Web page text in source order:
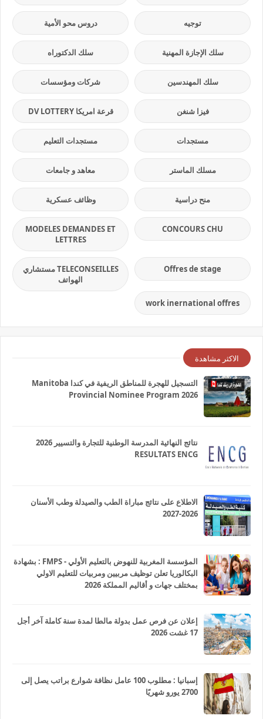
توجيه دروس محو الأمية
سلك الإجازة المهنية سلك الدكتوراه
سلك المهندسين شركات ومؤسسات
فيزا شنغن قرعة امريكا DV LOTTERY
مستجدات مستجدات التعليم
مسلك الماستر معاهد و جامعات
منح دراسية وظائف عسكرية
CONCOURS CHU
MODELES DEMANDES ET
LETTRES
Offres de stage
TELECONSEILLES مستشاري
الهواتف
work inernational offres
الاكثر مشاهدة
التسجيل للهجرة للمناطق الريفية في كندا Manitoba
Provincial Nominee Program 2026
نتائج النهائية المدرسة الوطنية للتجارة والتسيير 2026
RESULTATS ENCG
الاطلاع على نتائج مباراة الطب والصيدلة وطب الأسنان
2026-2027
المؤسسة المغربية للنهوض بالتعليم الأولي - FMPS : بشهادة
البكالوريا تعلن توظيف مربيين ومربيات للتعليم الاولي
بمختلف جهات و أقاليم المملكة 2026
إعلان عن فرص عمل بدولة مالطا لمدة سنة كاملة آخر أجل
17 غشت 2026
إسبانيا : مطلوب 100 عامل نظافة شوارع براتب يصل إلى
2700 يورو شهريًا